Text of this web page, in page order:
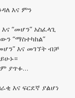
እና ምን
“መሆን” አስፈላጊ
“ማስተካከል”
እና መገኘት ብቻ
ያጥፉ…
እና ፍርደኛ ያልሆነ